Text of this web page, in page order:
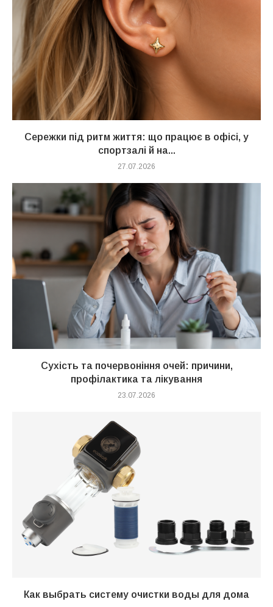
Сережки під ритм життя: що працює в офісі, у
спортзалі й на...
27.07.2026
Сухість та почервоніння очей: причини,
профілактика та лікування
23.07.2026
Как выбрать систему очистки воды для дома